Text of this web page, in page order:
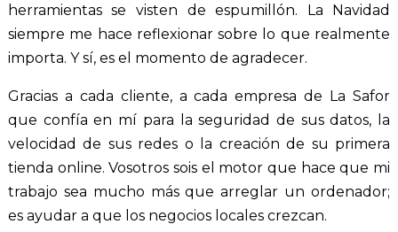
herramientas se visten de espumillón. La Navidad
siempre me hace reflexionar sobre lo que realmente
importa. Y sí, es el momento de agradecer.
Gracias a cada cliente, a cada empresa de La Safor
que confía en mí para la seguridad de sus datos, la
velocidad de sus redes o la creación de su primera
tienda online. Vosotros sois el motor que hace que mi
trabajo sea mucho más que arreglar un ordenador;
es ayudar a que los negocios locales crezcan.